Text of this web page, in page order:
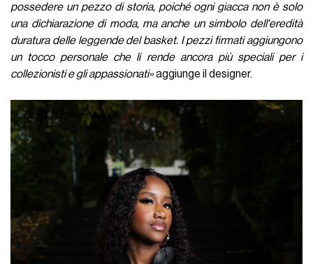
possedere un pezzo di storia, poiché ogni giacca non è solo
una dichiarazione di moda, ma anche un simbolo dell'eredità
duratura delle leggende del basket. I pezzi firmati aggiungono
un tocco personale che li rende ancora più speciali per i
collezionisti e gli appassionati»aggiunge il designer.